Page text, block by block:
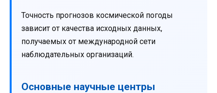
Точность прогнозов космической погоды
зависит от качества исходных данных,
получаемых от международной сети
наблюдательных организаций.
Основные научные центры